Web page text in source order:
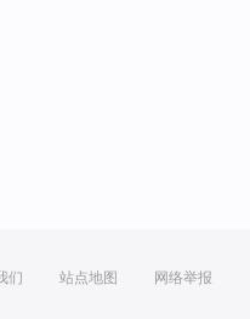
们 站点地图 网络举报